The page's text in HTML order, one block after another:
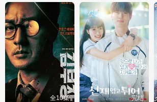
全10集 完结